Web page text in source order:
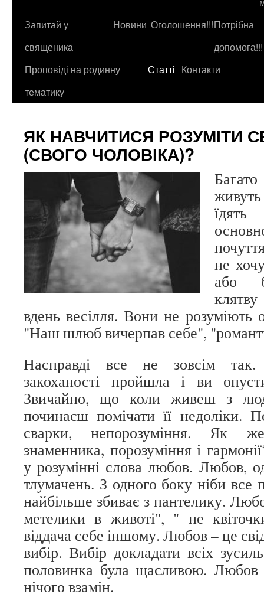
контенту
Запитай у
священика
Новини Оголошення!!!Потрібна
допомога!!!
Проповіді на родинну
тематику
Статті Контакти
ЯК НАВЧИТИСЯ РОЗУМІТИ
(СВОГО ЧОЛОВІКА)?
не
або
вдень весілля. Вони не розуміють
"Наш шлюб вичерпав себе",
Насправді все не зовсім так.
закоханості пройшла і ви
Звичайно, що коли живеш з
починаєш помічати її недоліки.
сварки, непорозуміння. Як
знаменника, порозуміння і
у розумінні слова любов. Любов,
тлумачень. З одного боку ніби все
найбільше збиває з пантелику.
метелики в животі", " не
віддача себе іншому. Любов – це
вибір. Вибір докладати всіх
половинка була щасливою. Любов
нічого взамін.